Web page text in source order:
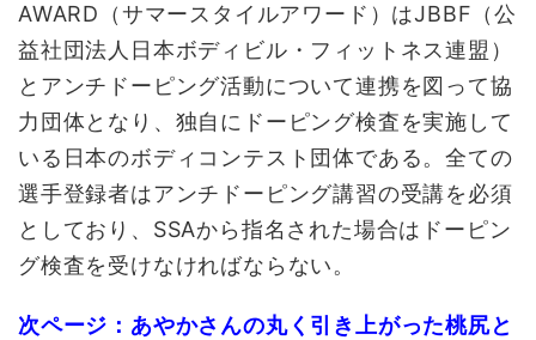
AWARD（サマースタイルアワード）はJBBF（公
益社団法人日本ボディビル・フィットネス連盟）
とアンチドーピング活動について連携を図って協
力団体となり、独自にドーピング検査を実施して
いる日本のボディコンテスト団体である。全ての
選手登録者はアンチドーピング講習の受講を必須
としており、SSAから指名された場合はドーピン
グ検査を受けなければならない。
次ページ：あやかさんの丸く引き上がった桃尻と